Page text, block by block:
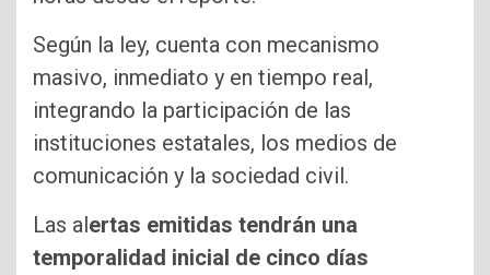
Según la ley, cuenta con mecanismo
masivo, inmediato y en tiempo real,
integrando la participación de las
instituciones estatales, los medios de
comunicación y la sociedad civil.
Las alertas emitidas tendrán una
temporalidad inicial de cinco días